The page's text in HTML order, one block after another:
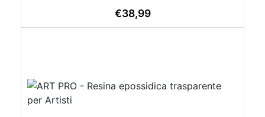
perfetta per colate di alto spessore fino a 5 cm.
Applicazioni Principali: Realizzazione di tavoli in
monete, pietre, ecc) Colate riempitive in
spessore dentro stampi e cassaforme
Caratteristiche principali: ✅ Bassissima
€38,99